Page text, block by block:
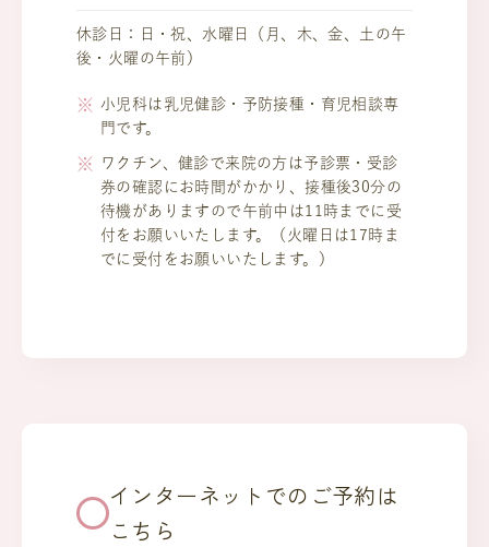
休診日：日・祝、水曜日（月、木、金、土の午
後・火曜の午前）
小児科は乳児健診・予防接種・育児相談専
門です。
ワクチン、健診で来院の方は予診票・受診
券の確認にお時間がかかり、接種後30分の
待機がありますので午前中は11時までに受
付をお願いいたします。（火曜日は17時ま
でに受付をお願いいたします。）
インターネットでのご予約は
こちら